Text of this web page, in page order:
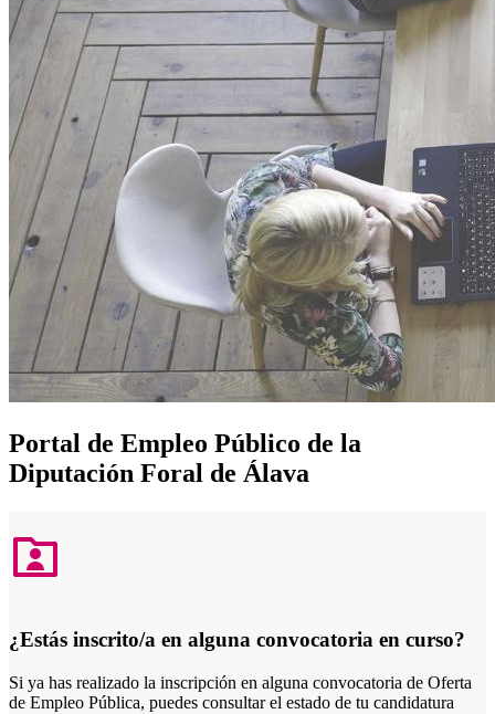
Portal de Empleo Público de la
Diputación Foral de Álava
¿Estás inscrito/a en alguna convocatoria en curso?
Si ya has realizado la inscripción en alguna convocatoria de Oferta
de Empleo Pública, puedes consultar el estado de tu candidatura